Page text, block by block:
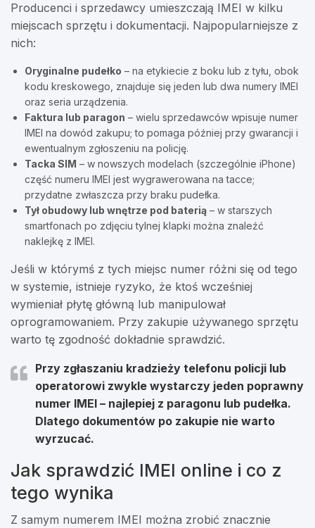
Producenci i sprzedawcy umieszczają IMEI w kilku
miejscach sprzętu i dokumentacji. Najpopularniejsze z
nich:
Oryginalne pudełko – na etykiecie z boku lub z tyłu, obok
kodu kreskowego, znajduje się jeden lub dwa numery IMEI
oraz seria urządzenia.
Faktura lub paragon – wielu sprzedawców wpisuje numer
IMEI na dowód zakupu; to pomaga później przy gwarancji i
ewentualnym zgłoszeniu na policję.
Tacka SIM – w nowszych modelach (szczególnie iPhone)
część numeru IMEI jest wygrawerowana na tacce;
przydatne zwłaszcza przy braku pudełka.
Tył obudowy lub wnętrze pod baterią – w starszych
smartfonach po zdjęciu tylnej klapki można znaleźć
naklejkę z IMEI.
Jeśli w którymś z tych miejsc numer różni się od tego
w systemie, istnieje ryzyko, że ktoś wcześniej
wymieniał płytę główną lub manipulował
oprogramowaniem. Przy zakupie używanego sprzętu
warto tę zgodność dokładnie sprawdzić.
Przy zgłaszaniu kradzieży telefonu policji lub
operatorowi zwykle wystarczy jeden poprawny
numer IMEI – najlepiej z paragonu lub pudełka.
Dlatego dokumentów po zakupie nie warto
wyrzucać.
Jak sprawdzić IMEI online i co z
tego wynika
Z samym numerem IMEI można zrobić znacznie